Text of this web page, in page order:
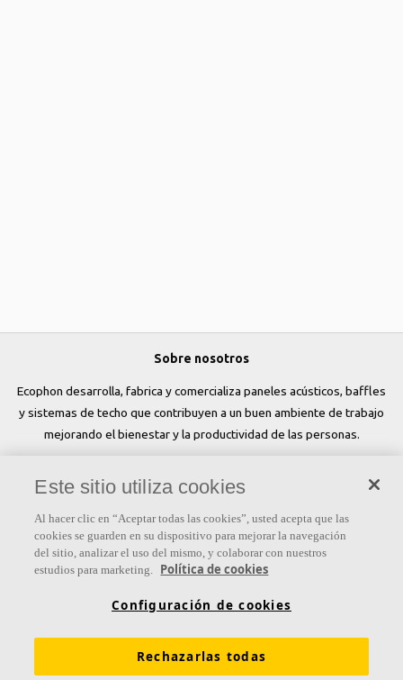
Sobre nosotros
Ecophon desarrolla, fabrica y comercializa paneles acústicos, baffles
y sistemas de techo que contribuyen a un buen ambiente de trabajo
mejorando el bienestar y la productividad de las personas.
Links
Herramientas y servicios Propiedades funcionales
Este sitio utiliza cookies
Al hacer clic en “Aceptar todas las cookies”, usted acepta que las
cookies se guarden en su dispositivo para mejorar la navegación
del sitio, analizar el uso del mismo, y colaborar con nuestros
estudios para marketing. Política de cookies
Configuración de cookies
Rechazarlas todas